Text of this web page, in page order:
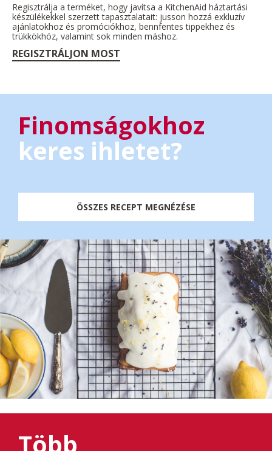
Regisztrálja a terméket, hogy javítsa a KitchenAid háztartási
készülékekkel szerzett tapasztalatait: jusson hozzá exkluzív
ajánlatokhoz és promóciókhoz, bennfentes tippekhez és
trükkökhöz, valamint sok minden máshoz.
REGISZTRÁLJON MOST
Finomságokhoz
keres ihletet?
ÖSSZES RECEPT MEGNÉZÉSE
Több